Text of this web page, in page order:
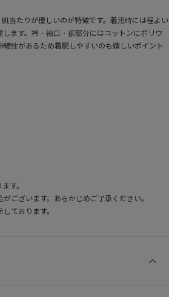
当たりが優しいのが特徴です。着用時には程よい
ます。衿・袖口・裾部分にはコットンにポリウ
性があるため着脱しやすいのも嬉しいポイント
す。
ございます。あらかじめご了承ください。
ております。